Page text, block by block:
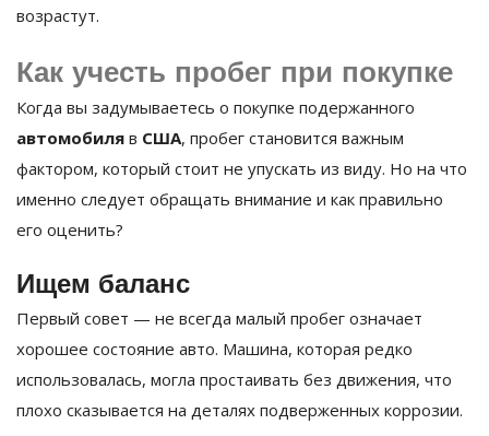
возрастут.
Как учесть пробег при покупке
Когда вы задумываетесь о покупке подержанного
автомобиля в США, пробег становится важным
фактором, который стоит не упускать из виду. Но на что
именно следует обращать внимание и как правильно
его оценить?
Ищем баланс
Первый совет — не всегда малый пробег означает
хорошее состояние авто. Машина, которая редко
использовалась, могла простаивать без движения, что
плохо сказывается на деталях подверженных коррозии.